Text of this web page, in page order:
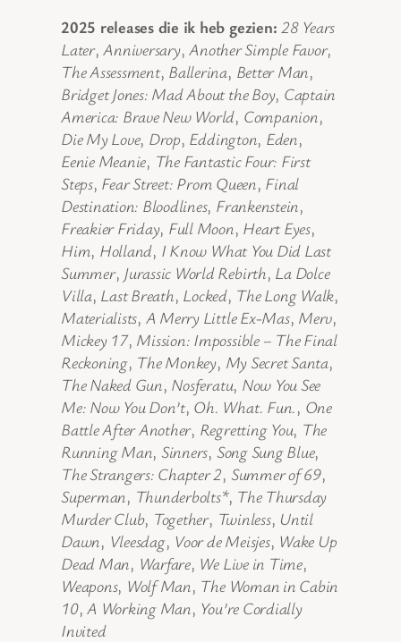
2025 releases die ik heb gezien: 28 Years
Later, Anniversary, Another Simple Favor,
The Assessment, Ballerina, Better Man,
Bridget Jones: Mad About the Boy, Captain
America: Brave New World, Companion,
Die My Love, Drop, Eddington, Eden,
Eenie Meanie, The Fantastic Four: First
Steps, Fear Street: Prom Queen, Final
Destination: Bloodlines, Frankenstein,
Freakier Friday, Full Moon, Heart Eyes,
Him, Holland, I Know What You Did Last
Summer, Jurassic World Rebirth, La Dolce
Villa, Last Breath, Locked, The Long Walk,
Materialists, A Merry Little Ex-Mas, Merv,
Mickey 17, Mission: Impossible – The Final
Reckoning, The Monkey, My Secret Santa,
The Naked Gun, Nosferatu, Now You See
Me: Now You Don’t, Oh. What. Fun. , One
Battle After Another, Regretting You, The
Running Man, Sinners, Song Sung Blue,
The Strangers: Chapter 2, Summer of 69,
Superman, Thunderbolts*, The Thursday
Murder Club, Together, Twinless, Until
Dawn, Vleesdag, Voor de Meisjes, Wake Up
Dead Man, Warfare, We Live in Time,
Weapons, Wolf Man, The Woman in Cabin
10, A Working Man, You’re Cordially
Invited